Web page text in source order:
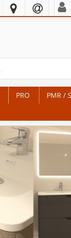
PRO
PMR /